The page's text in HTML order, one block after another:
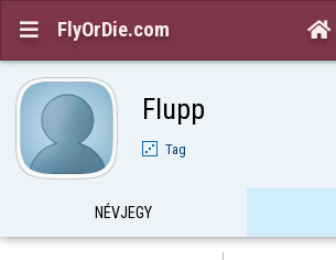
 FlyOrDie.com 
Flupp
Tag
NÉVJEGY